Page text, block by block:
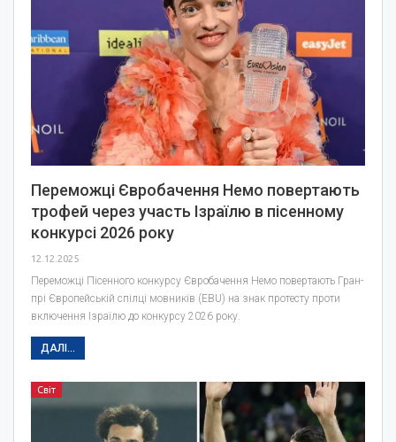
Переможці Євробачення Немо повертають
трофей через участь Ізраїлю в пісенному
конкурсі 2026 року
12.12.2025
Переможці Пісенного конкурсу Євробачення Немо повертають Гран-
прі Європейській спілці мовників (EBU) на знак протесту проти
включення Ізраїлю до конкурсу 2026 року.
ДАЛІ...
Світ